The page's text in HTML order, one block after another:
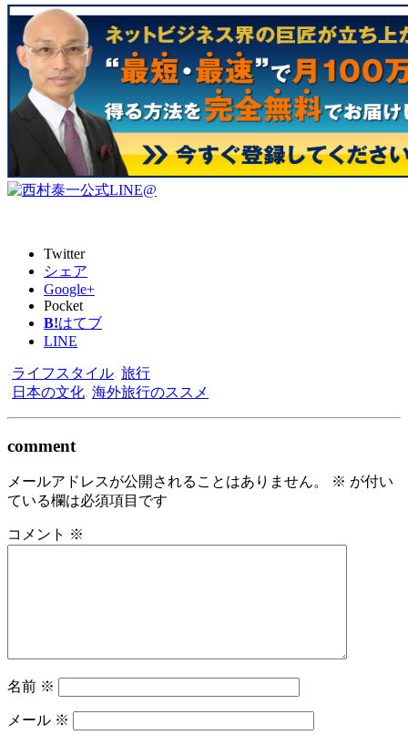
Twitter
シェア
Google+
Pocket
B!はてブ
LINE
-ライフスタイル, 旅行
-日本の文化, 海外旅行のススメ
comment
メールアドレスが公開されることはありません。 ※ が付い
ている欄は必須項目です
コメント ※
名前 ※
メール ※